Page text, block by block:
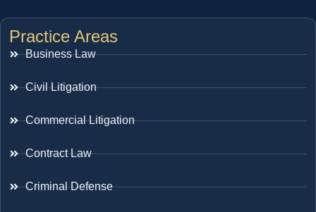
Practice Areas
Business Law
Civil Litigation
Commercial Litigation
Contract Law
Criminal Defense